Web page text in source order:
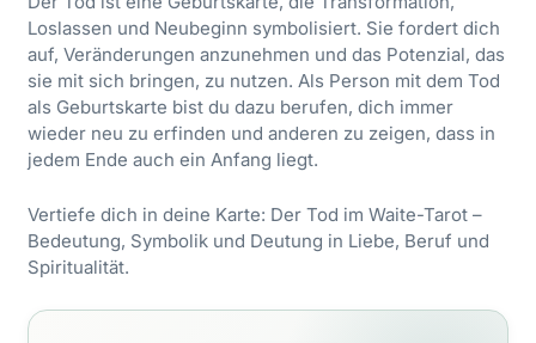
Loslassen und Neubeginn symbolisiert. Sie fordert dich
auf, Veränderungen anzunehmen und das Potenzial, das
sie mit sich bringen, zu nutzen. Als Person mit dem Tod
als Geburtskarte bist du dazu berufen, dich immer
wieder neu zu erfinden und anderen zu zeigen, dass in
jedem Ende auch ein Anfang liegt.
Vertiefe dich in deine Karte: Der Tod im Waite-Tarot –
Bedeutung, Symbolik und Deutung in Liebe, Beruf und
Spiritualität.